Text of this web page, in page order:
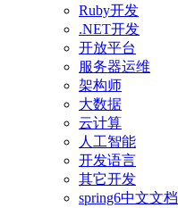
Ruby开发
.NET开发
开放平台
服务器运维
架构师
大数据
云计算
人工智能
开发语言
其它开发
spring6中文文档